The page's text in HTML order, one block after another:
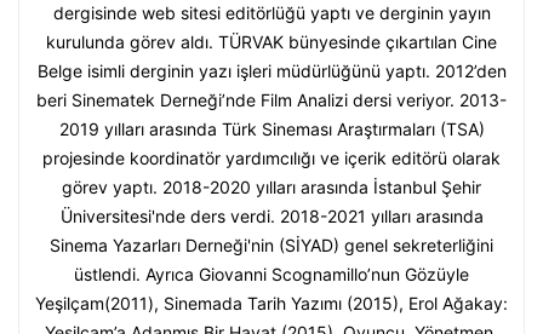
dergisinde web sitesi editörlüğü yaptı ve derginin yayın
kurulunda görev aldı. TÜRVAK bünyesinde çıkartılan Cine
Belge isimli derginin yazı işleri müdürlüğünü yaptı. 2012’den
beri Sinematek Derneği’nde Film Analizi dersi veriyor. 2013-
2019 yılları arasında Türk Sineması Araştırmaları (TSA)
projesinde koordinatör yardımcılığı ve içerik editörü olarak
görev yaptı. 2018-2020 yılları arasında İstanbul Şehir
Üniversitesi'nde ders verdi. 2018-2021 yılları arasında
Sinema Yazarları Derneği'nin (SİYAD) genel sekreterliğini
üstlendi. Ayrıca Giovanni Scognamillo’nun Gözüyle
Yeşilçam(2011), Sinemada Tarih Yazımı (2015), Erol Ağakay: